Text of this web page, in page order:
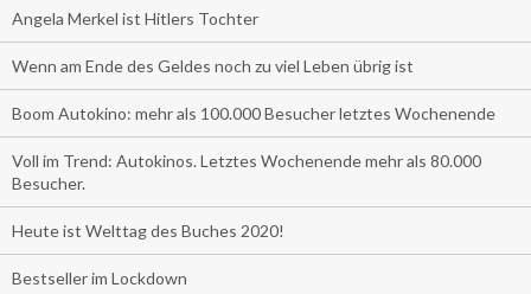
Angela Merkel ist Hitlers Tochter
Wenn am Ende des Geldes noch zu viel Leben übrig ist
Boom Autokino: mehr als 100.000 Besucher letztes Wochenende
Voll im Trend: Autokinos. Letztes Wochenende mehr als 80.000
Besucher.
Heute ist Welttag des Buches 2020!
Bestseller im Lockdown